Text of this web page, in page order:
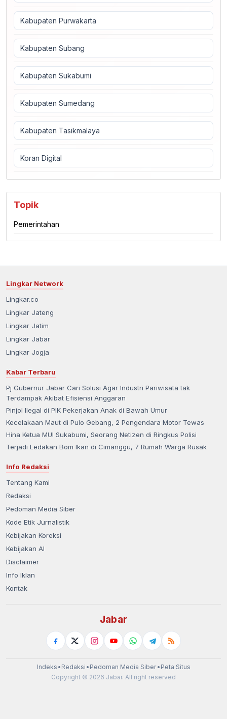
Kabupaten Purwakarta
Kabupaten Subang
Kabupaten Sukabumi
Kabupaten Sumedang
Kabupaten Tasikmalaya
Koran Digital
Topik
Pemerintahan
Lingkar Network
Lingkar.co
Lingkar Jateng
Lingkar Jatim
Lingkar Jabar
Lingkar Jogja
Kabar Terbaru
Pj Gubernur Jabar Cari Solusi Agar Industri Pariwisata tak
Terdampak Akibat Efisiensi Anggaran
Pinjol Ilegal di PIK Pekerjakan Anak di Bawah Umur
Kecelakaan Maut di Pulo Gebang, 2 Pengendara Motor Tewas
Hina Ketua MUI Sukabumi, Seorang Netizen di Ringkus Polisi
Terjadi Ledakan Bom Ikan di Cimanggu, 7 Rumah Warga Rusak
Info Redaksi
Tentang Kami
Redaksi
Pedoman Media Siber
Kode Etik Jurnalistik
Kebijakan Koreksi
Kebijakan AI
Disclaimer
Info Iklan
Kontak
Jabar
Indeks • Redaksi • Pedoman Media Siber• Peta Situs
Copyright © 2026 Jabar. All right reserved